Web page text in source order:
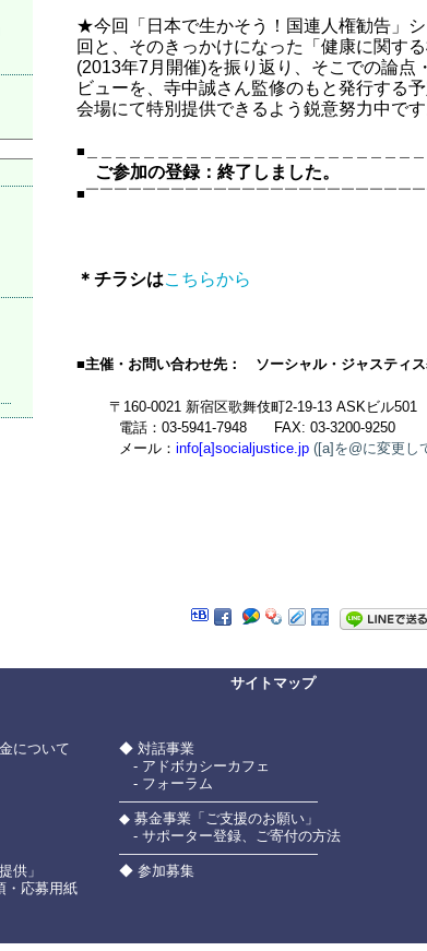
★今回「日本で生かそう！国連人権勧告」
回と、そのきっかけになった「健康に関す
(2013年7月開催)を振り返り、そこでの論点
ビューを、寺中誠さん監修のもと発行する
会場にて特別提供できるよう鋭意努力中で
■＿＿＿＿＿＿＿＿＿＿＿＿＿＿＿＿＿＿＿＿＿＿＿
ご参加の登録：終了しました。
■￣￣￣￣￣￣￣￣￣￣￣￣￣￣￣￣￣￣￣￣￣￣￣
＊チラシはこちらから
■主催・お問い合わせ先： ソーシャル・ジャスティ
〒 160-0021 新宿区歌舞伎町2-19-13 ASKビル501
電話： 03-5941-7948 FAX: 03-3200-9250
メール： info[a]socialjustice.jp ([a]を@に変更し
サイトマップ
について
供」
・応募用紙
◆ 対話事業
- アドボカシーカフェ
- フォーラム
――――――――――――――
◆ 募金事業「ご支援のお願い」
- サポーター登録、ご寄付の方法
――――――――――――――
◆ 参加募集